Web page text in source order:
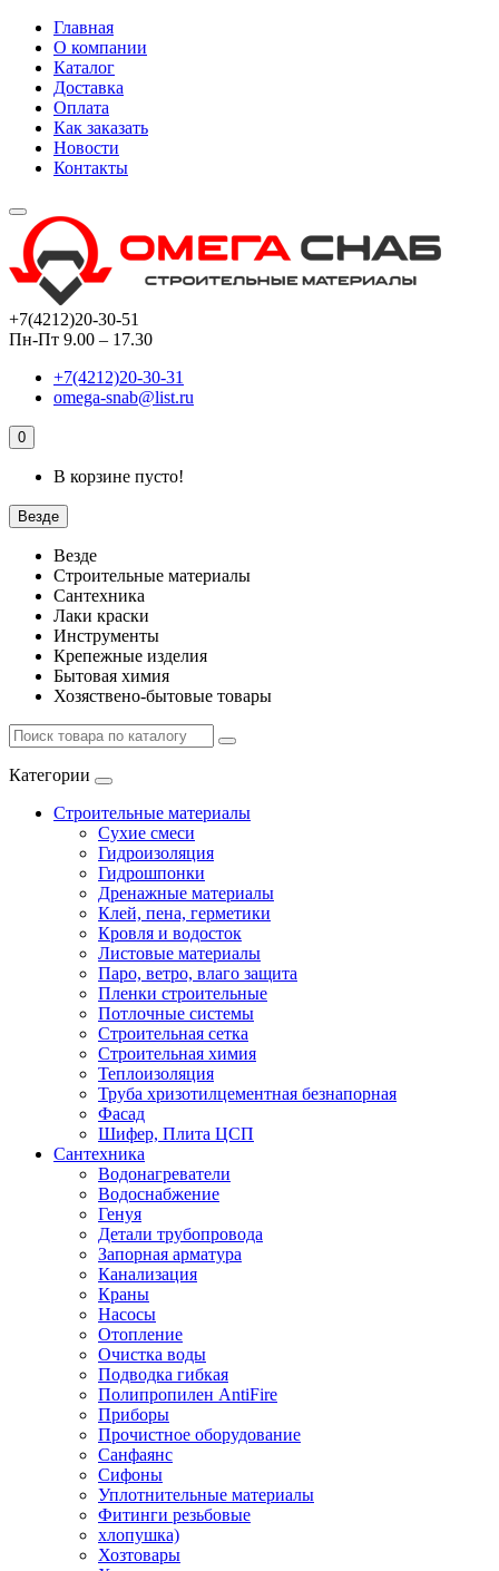
Главная
О компании
Каталог
Доставка
Оплата
Как заказать
Новости
Контакты
+7(4212)20-30-51
Пн-Пт 9.00 – 17.30
+7(4212)20-30-31
omega-snab@list.ru
0
В корзине пусто!
Везде
Везде
Строительные материалы
Сантехника
Лаки краски
Инструменты
Крепежные изделия
Бытовая химия
Хозяствено-бытовые товары
Категории
Строительные материалы
Сухие смеси
Гидроизоляция
Гидрошпонки
Дренажные материалы
Клей, пена, герметики
Кровля и водосток
Листовые материалы
Паро, ветро, влаго защита
Пленки строительные
Потлочные системы
Строительная сетка
Строительная химия
Теплоизоляция
Труба хризотилцементная безнапорная
Фасад
Шифер, Плита ЦСП
Сантехника
Водонагреватели
Водоснабжение
Генуя
Детали трубопровода
Запорная арматура
Канализация
Краны
Насосы
Отопление
Очистка воды
Подводка гибкая
Полипропилен AntiFire
Приборы
Прочистное оборудование
Санфаянс
Сифоны
Уплотнительные материалы
Фитинги резьбовые
хлопушка)
Хозтовары